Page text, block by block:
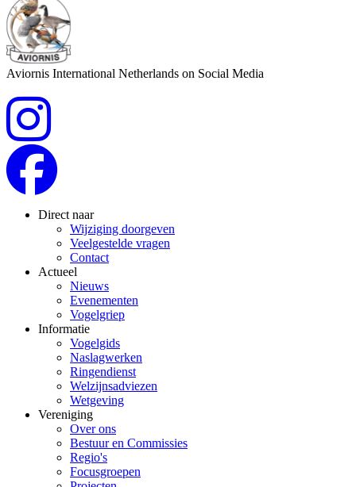
Aviornis International Netherlands on Social Media
Direct naar
Wijziging doorgeven
Veelgestelde vragen
Contact
Actueel
Nieuws
Evenementen
Vogelgriep
Informatie
Vogelgids
Naslagwerken
Ringendienst
Welzijnsadviezen
Wetgeving
Vereniging
Over ons
Bestuur en Commissies
Regio's
Focusgroepen